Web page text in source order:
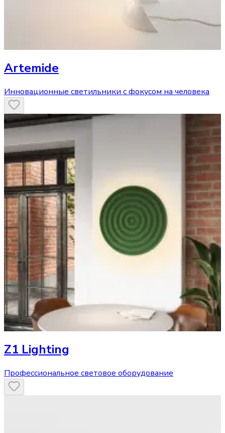
Artemide
Инновационные светильники с фокусом на человека
Z1 Lighting
Профессиональное световое оборудование